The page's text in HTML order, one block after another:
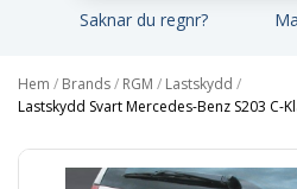
Saknar du regnr?
Hem / Brands/ RGM / Lastskydd /
Lastskydd Svart Mercedes-Benz S203 C-